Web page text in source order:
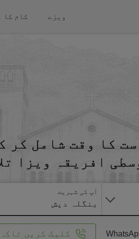
ویزے کام کا
کا وقت شامل کر
افریقہ ویزا
آپ کی شہریت
بنگلہ دیش
کلیک کریں